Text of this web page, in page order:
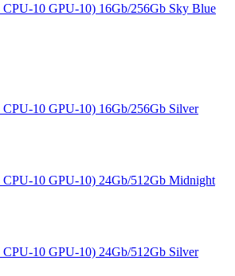
10 GPU-10) 16Gb/256Gb Sky Blue
10 GPU-10) 16Gb/256Gb Silver
10 GPU-10) 24Gb/512Gb Midnight
10 GPU-10) 24Gb/512Gb Silver